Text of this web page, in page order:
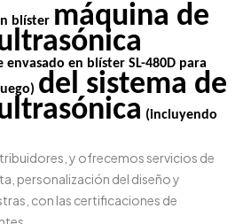
blíster máquina de
en blíster SL-480D para
del sistema de
(incluyendo
y ofrecemos servicios de
personalización del diseño y
con las certificaciones de